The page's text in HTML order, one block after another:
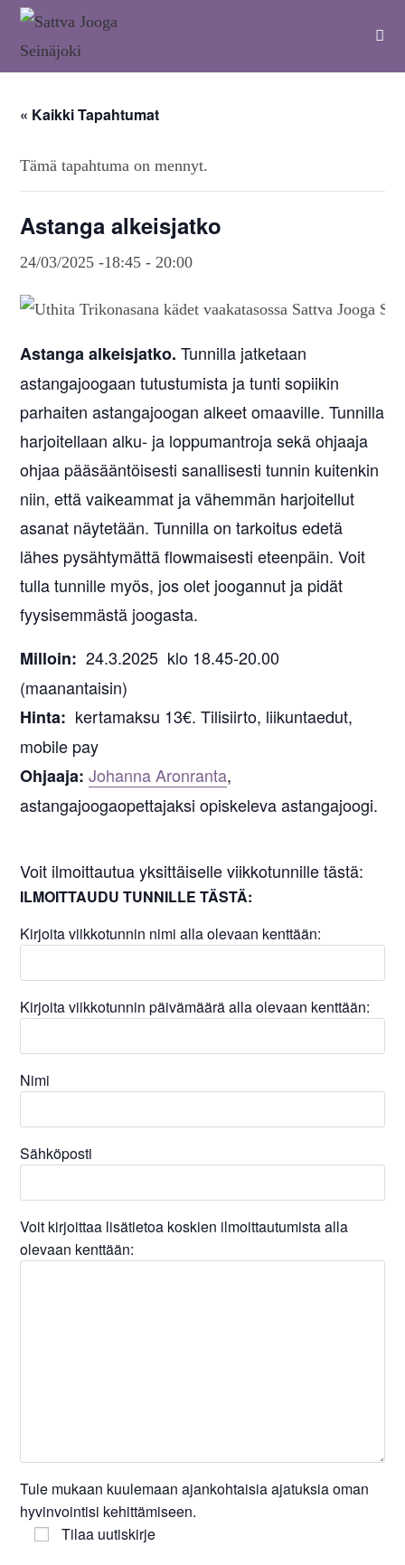
« Kaikki Tapahtumat
Tämä tapahtuma on mennyt.
Astanga alkeisjatko
24/03/2025 -18:45 -20:00
Astanga alkeisjatko.Tunnilla jatketaan
astangajoogaan tutustumista ja tunti sopiikin
parhaiten astangajoogan alkeet omaaville. Tunnilla
harjoitellaan alku- ja loppumantroja sekä ohjaaja
ohjaa pääsääntöisesti sanallisesti tunnin kuitenkin
niin, että vaikeammat ja vähemmän harjoitellut
asanat näytetään. Tunnilla on tarkoitus edetä
lähes pysähtymättä flowmaisesti eteenpäin. Voit
tulla tunnille myös, jos olet joogannut ja pidät
fyysisemmästä joogasta.
Milloin: 24.3.2025 klo 18.45-20.00
(maanantaisin)
Hinta: kertamaksu 13€. Tilisiirto, liikuntaedut,
mobile pay
Ohjaaja:Johanna Aronranta,
astangajoogaopettajaksi opiskeleva astangajoogi.
Voit ilmoittautua yksittäiselle viikkotunnille tästä:
ILMOITTAUDU TUNNILLE TÄSTÄ:
Kirjoita viikkotunnin nimi alla olevaan kenttään:
Kirjoita viikkotunnin päivämäärä alla olevaan kenttään:
Nimi
Sähköposti
Voit kirjoittaa lisätietoa koskien ilmoittautumista alla
olevaan kenttään:
Tule mukaan kuulemaan ajankohtaisia ajatuksia oman
hyvinvointisi kehittämiseen.
Tilaa uutiskirje